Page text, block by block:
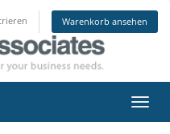
Warenkorb ansehen
ein-/